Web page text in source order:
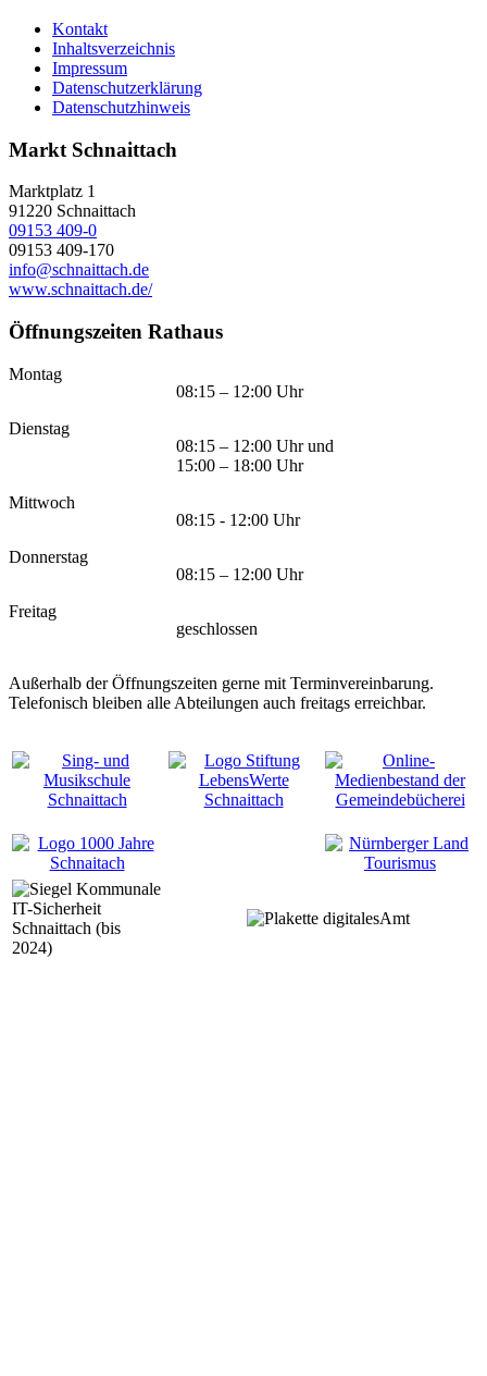
Kontakt
Inhaltsverzeichnis
Impressum
Datenschutzerklärung
Datenschutzhinweis
Markt Schnaittach
Marktplatz 1
91220 Schnaittach
09153 409-0
09153 409-170
info@schnaittach.de
www.schnaittach.de/
Öffnungszeiten Rathaus
Montag
08:15 – 12:00 Uhr
Dienstag
08:15 – 12:00 Uhr und
15:00 – 18:00 Uhr
Mittwoch
08:15 - 12:00 Uhr
Donnerstag
08:15 – 12:00 Uhr
Freitag
geschlossen
Außerhalb der Öffnungszeiten gerne mit Terminvereinbarung.
Telefonisch bleiben alle Abteilungen auch freitags erreichbar.